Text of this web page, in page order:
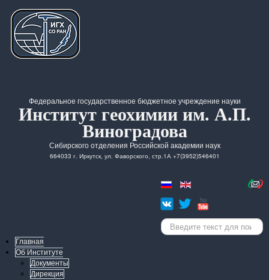
Федеральное государственное бюджетное учреждение науки
Институт геохимии им. А.П.
Виноградова
Сибирского отделения Российской академии наук
664033 г. Иркутск, ул. Фаворского, стр.1А +7(3952)546401
Искать...
Главная
Об Институте
Документы
Дирекция